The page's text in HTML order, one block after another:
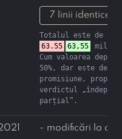
7 linii identice
63.55 63,55
Cum valoarea
50%, dar este
promisiune, propun
verdictul
parțial”.
- modificări la